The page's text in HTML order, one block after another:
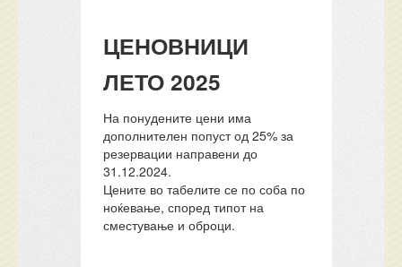
ЦЕНОВНИЦИ
ЛЕТО 2025
На понудените цени има
дополнителен попуст од 25% за
резервации направени до
31.12.2024.
Цените во табелите се по соба по
ноќевање, според типот на
сместување и оброци.